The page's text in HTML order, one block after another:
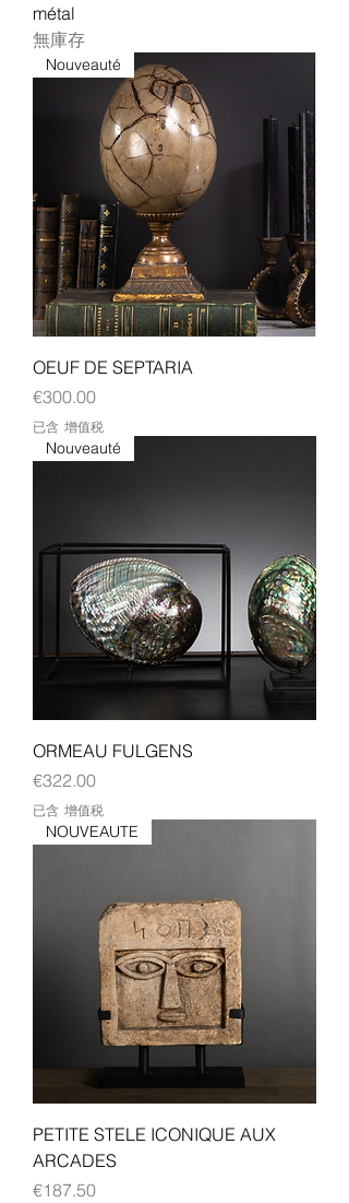
métal
無庫存
Nouveauté
OEUF DE SEPTARIA
價格
€300.00
已含 增值税
Nouveauté
ORMEAU FULGENS
價格
€322.00
已含 增值税
NOUVEAUTE
PETITE STELE ICONIQUE AUX
ARCADES
價格
€187.50